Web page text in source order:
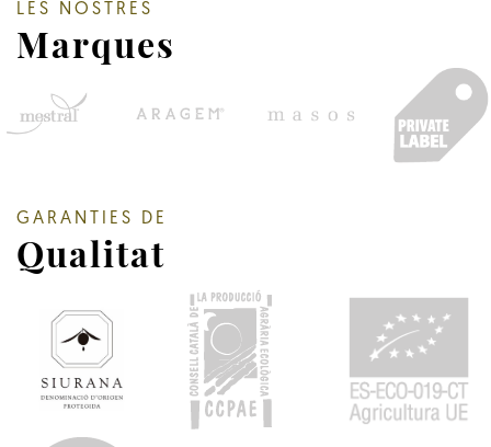
LES NOSTRES
Marques
GARANTIES DE
Qualitat